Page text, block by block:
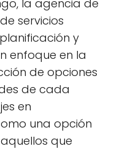
la agencia de
servicios
y
enfoque en la
de opciones
de cada
en
una opción
que